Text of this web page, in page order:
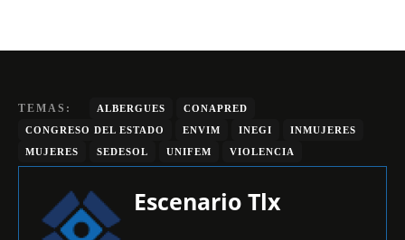
TEMAS: ALBERGUES
CONAPRED
CONGRESO DEL ESTADO
ENVIM INEGI
INMUJERES
MUJERES
SEDESOL UNIFEM VIOLENCIA
Escenario Tlx